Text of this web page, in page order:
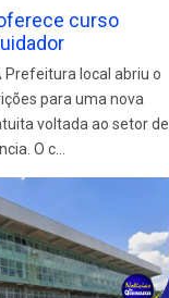
curso
Prefeitura local abriu o
para uma nova
voltada ao setor de
O c...